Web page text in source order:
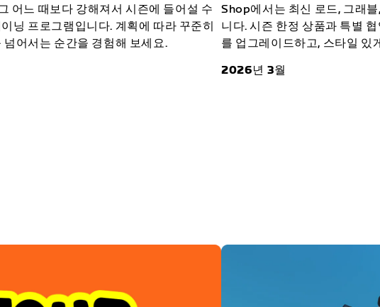
어느 때보다 강해져서 시즌에 들어설 수
닝 프로그램입니다. 계획에 따라 꾸준히
어서는 순간을 경험해 보세요.
Shop에서는 최신 로드, 그래
니다. 시즌 한정 상품과 특별
를 업그레이드하고, 스타일 있
2026년 3월